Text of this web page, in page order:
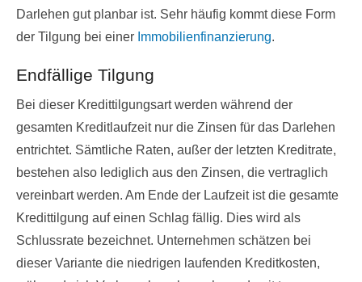
Darlehen gut planbar ist. Sehr häufig kommt diese Form
der Tilgung bei einer Immobilienfinanzierung.
Endfällige Tilgung
Bei dieser Kredittilgungsart werden während der
gesamten Kreditlaufzeit nur die Zinsen für das Darlehen
entrichtet. Sämtliche Raten, außer der letzten Kreditrate,
bestehen also lediglich aus den Zinsen, die vertraglich
vereinbart werden. Am Ende der Laufzeit ist die gesamte
Kredittilgung auf einen Schlag fällig. Dies wird als
Schlussrate bezeichnet. Unternehmen schätzen bei
dieser Variante die niedrigen laufenden Kreditkosten,